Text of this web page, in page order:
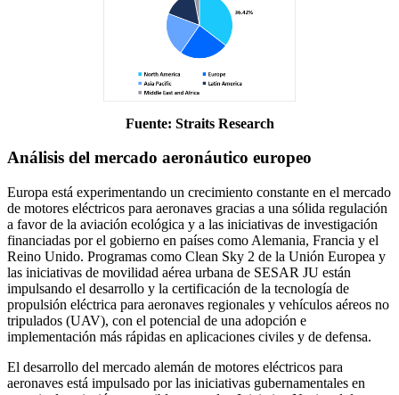
Fuente: Straits Research
Análisis del mercado aeronáutico europeo
Europa está experimentando un crecimiento constante en el mercado
de motores eléctricos para aeronaves gracias a una sólida regulación
a favor de la aviación ecológica y a las iniciativas de investigación
financiadas por el gobierno en países como Alemania, Francia y el
Reino Unido. Programas como Clean Sky 2 de la Unión Europea y
las iniciativas de movilidad aérea urbana de SESAR JU están
impulsando el desarrollo y la certificación de la tecnología de
propulsión eléctrica para aeronaves regionales y vehículos aéreos no
tripulados (UAV), con el potencial de una adopción e
implementación más rápidas en aplicaciones civiles y de defensa.
El desarrollo del mercado alemán de motores eléctricos para
aeronaves está impulsado por las iniciativas gubernamentales en